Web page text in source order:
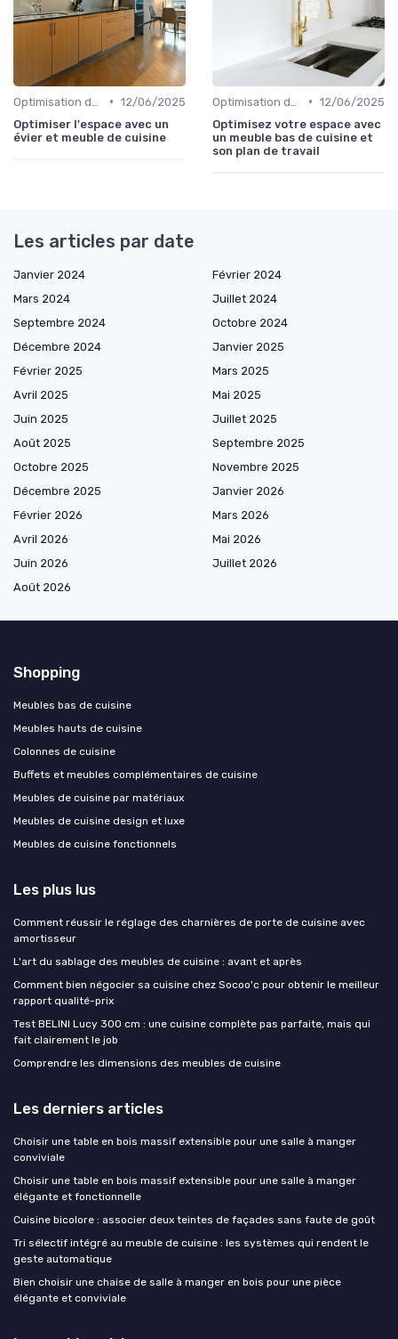
• 12/06/2025
Optimiser l'espace avec un
évier et meuble de cuisine
• 12/06/2025
Optimisez votre espace avec
un meuble bas de cuisine et
son plan de travail
Les articles par date
Janvier 2024
Février 2024
Mars 2024
Juillet 2024
Septembre 2024
Octobre 2024
Décembre 2024
Janvier 2025
Février 2025
Mars 2025
Avril 2025
Mai 2025
Juin 2025
Juillet 2025
Août 2025
Septembre 2025
Octobre 2025
Novembre 2025
Décembre 2025
Janvier 2026
Février 2026
Mars 2026
Avril 2026
Mai 2026
Juin 2026
Juillet 2026
Août 2026
Shopping
Meubles bas de cuisine
Meubles hauts de cuisine
Colonnes de cuisine
Buffets et meubles complémentaires de cuisine
Meubles de cuisine par matériaux
Meubles de cuisine design et luxe
Meubles de cuisine fonctionnels
Les plus lus
Comment réussir le réglage des charnières de porte de cuisine avec
amortisseur
L'art du sablage des meubles de cuisine : avant et après
Comment bien négocier sa cuisine chez Socoo'c pour obtenir le meilleur
rapport qualité-prix
Test BELINI Lucy 300 cm : une cuisine complète pas parfaite, mais qui
fait clairement le job
Comprendre les dimensions des meubles de cuisine
Les derniers articles
Choisir une table en bois massif extensible pour une salle à manger
conviviale
Choisir une table en bois massif extensible pour une salle à manger
élégante et fonctionnelle
Cuisine bicolore : associer deux teintes de façades sans faute de goût
Tri sélectif intégré au meuble de cuisine : les systèmes qui rendent le
geste automatique
Bien choisir une chaise de salle à manger en bois pour une pièce
élégante et conviviale